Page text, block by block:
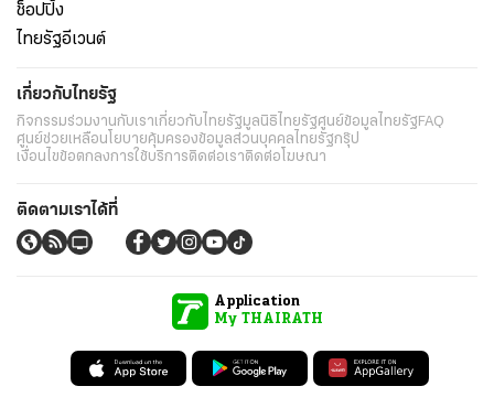
ช็อปปิ้ง
ไทยรัฐอีเวนต์
เกี่ยวกับไทยรัฐ
กิจกรรมร่วมงานกับเราเกี่ยวกับไทยรัฐมูลนิธิไทยรัฐศูนย์ข้อมูลไทยรัฐ FAQ
ศูนย์ช่วยเหลือนโยบายคุ้มครองข้อมูลส่วนบุคคลไทยรัฐกรุ๊ป
เงื่อนไขข้อตกลงการใช้บริการติดต่อเราติดต่อโฆษณา
ติดตามเราได้ที่
Application
My THAIRATH